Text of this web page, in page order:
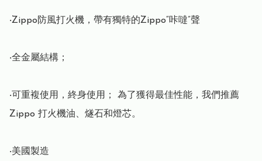
‧Zippo防風打火機，帶有獨特的Zippo“咔噠”聲
‧全金屬結構；
‧可重複使用，終身使用； 為了獲得最佳性能，我們推薦
Zippo 打火機油、燧石和燈芯。
‧美國製造